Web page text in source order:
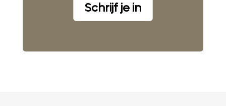
Schrijf je in